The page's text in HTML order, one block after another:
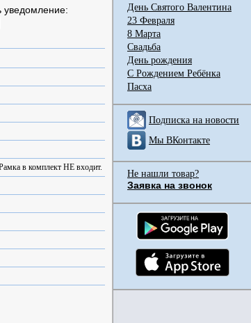
уведомление:
в комплект НЕ входит.
День Святого Валентина
23 Февраля
8 Марта
Свадьба
День рождения
С Рождением Ребёнка
Пасха
Подписка на новости
Мы ВКонтакте
Не нашли товар?
Заявка на звонок